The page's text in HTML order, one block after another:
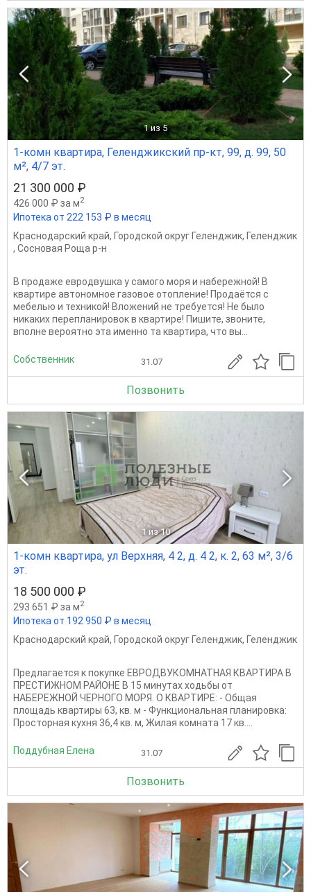
1 из 5
1-комн квартира, Геленджикский пр-кт, 99, д. 99, 50
м², 4/7 эт.
21 300 000 ₽
426 000 ₽ за м2
Ипотека от 222 153 ₽ в месяц
Краснодарский край, Городской округ Геленджик, Геленджик
, Сосновая Роща р-н
В продаже евродвушка у самого моря и набережной! В
квартире автономное газовое отопление! Продаётся с
мебелью и техникой! Вложений не требуется! Не было
никаких перепланировок в квартире! Пишите, звоните,
вполне вероятно эта именно та квартира, что вы...
Собственник 31.07
Позвонить
1 из 10
1-комн квартира, ул Верхняя, 4 2, д. 4 2, к. 2, 63 м², 3/6
эт.
18 500 000 ₽
293 651 ₽ за м2
Ипотека от 192 950 ₽ в месяц
Краснодарский край, Городской округ Геленджик, Геленджик
Предлагается к покупке ЕВРОДВУКОМНАТНАЯ КВАРТИРА В
ПРЕСТИЖНОМ РАЙОНЕ В 15 минутах ходьбы от
НАБЕРЕЖНОЙ ЧЕРНОГО МОРЯ. О КВАРТИРЕ: - Общая
площадь квартиры 63, кв. м - Функциональная планировка:
Просторная кухня 36,4 кв. м, Жилая комната 17 кв....
Поддубная Елена 31.07
Позвонить